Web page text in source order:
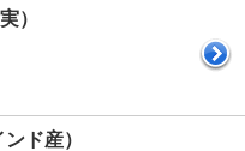
）
ド産）